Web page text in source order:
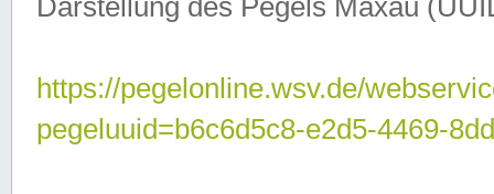
Darstellung des Pegels Maxau
https://pegelonline.wsv.de/
pegeluuid=b6c6d5c8-e2d5-4469-